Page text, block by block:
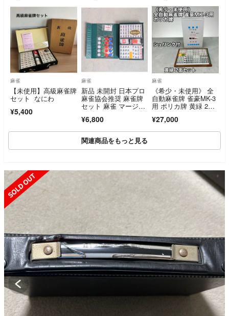
麻雀
【未使用】高級麻雀牌
セット なにわ
¥5,400
麻雀
新品 未開封 日本プロ
麻雀協会推奨 麻雀牌
セット 麻雀 マージャ
¥6,800
麻雀
《希少・未使用》 全
自動麻雀牌 雀豪MK-3
用 ポリカ牌 黄緑 2面
¥27,000
関連商品をもっと見る